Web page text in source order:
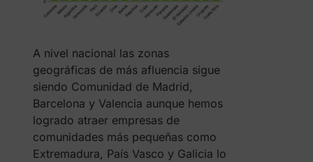
A nivel nacional las zonas
geográficas de más afluencia sigue
siendo Comunidad de Madrid,
Barcelona y Valencia aunque hemos
logrado atraer empresas de
comunidades más pequeñas como
Extremadura, País Vasco y Galicia lo